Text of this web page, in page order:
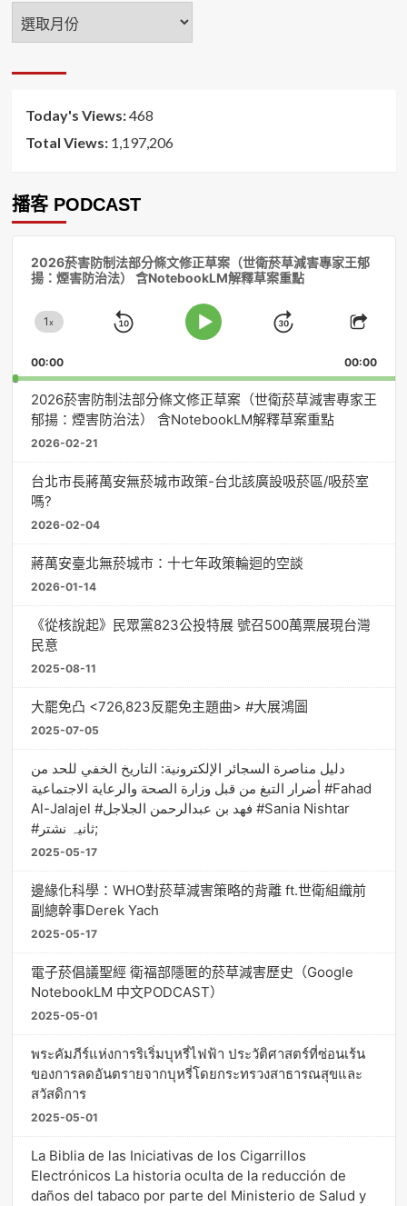
年
月
Today's Views:468
Total Views: 1,197,206
播客 PODCAST
2026菸害防制法部分條文修正草案（世衛菸草減害專家王郁
揚：煙害防治法） 含NotebookLM解釋草案重點
Change
Rate
1x
Skip
Play
Jump
Forward
Share
00:00 00:00
2026菸害防制法部分條文修正草案（世衛菸草減害專家王
郁揚：煙害防治法） 含NotebookLM解釋草案重點
2026-02-21
台北市長蔣萬安無菸城市政策-台北該廣設吸菸區/吸菸室
嗎?
2026-02-04
蔣萬安臺北無菸城市：十七年政策輪迴的空談
2026-01-14
《從核說起》民眾黨823公投特展 號召500萬票展現台灣
民意
2025-08-11
大罷免凸 <726,823反罷免主題曲> #大展鴻圖
2025-07-05
دليل مناصرة السجائر الإلكترونية: التاريخ الخفي للحد من
أضرار التبغ من قبل وزارة الصحة والرعاية الاجتماعية #Fahad
Al-Jalajel #فهد بن عبدالرحمن الجلاجل #Sania Nishtar
#ثانیہ نشتر;
2025-05-17
邊緣化科學：WHO對菸草減害策略的背離 ft.世衛組織前
副總幹事Derek Yach
2025-05-17
電子菸倡議聖經 衛福部隱匿的菸草減害歷史（Google
NotebookLM 中文PODCAST）
2025-05-01
พระคัมภีร์แห่งการริเริ่มบุหรี่ไฟฟ้า ประวัติศาสตร์ที่ซ่อนเร้น
ของการลดอันตรายจากบุหรี่โดยกระทรวงสาธารณสุขและ
สวัสดิการ
2025-05-01
La Biblia de las Iniciativas de los Cigarrillos
Electrónicos La historia oculta de la reducción de
daños del tabaco por parte del Ministerio de Salud y